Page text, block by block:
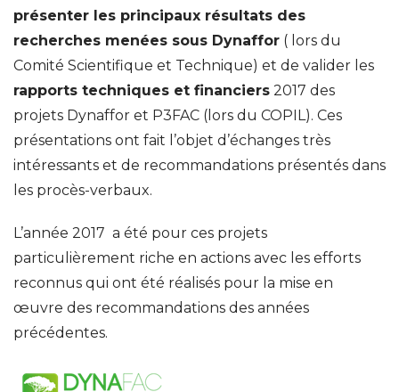
présenter les principaux résultats des
recherches menées sous Dynaffor ( lors du
Comité Scientifique et Technique) et de valider les
rapports techniques et financiers 2017 des
projets Dynaffor et P3FAC (lors du COPIL). Ces
présentations ont fait l’objet d’échanges très
intéressants et de recommandations présentés dans
les procès-verbaux.
L’année 2017 a été pour ces projets
particulièrement riche en actions avec les efforts
reconnus qui ont été réalisés pour la mise en
œuvre des recommandations des années
précédentes.